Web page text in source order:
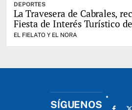
DEPORTES
La Travesera de Cabrales,
Fiesta de Interés Turístico
EL FIELATO Y EL NORA
SÍGUENOS